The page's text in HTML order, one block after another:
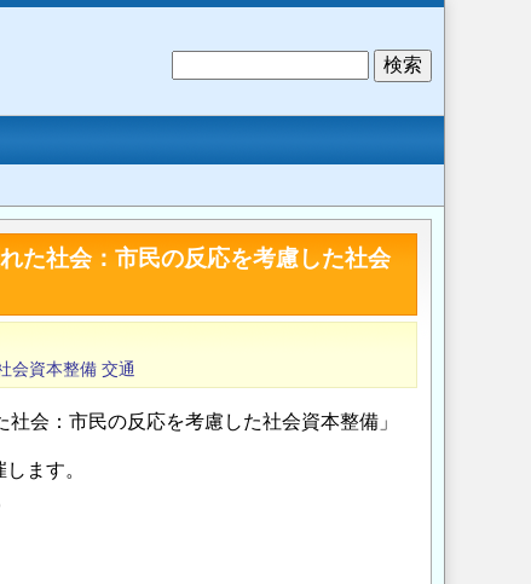
た社会：市民の反応を考慮した社会
会資本整備 交通
会：市民の反応を考慮した社会資本整備」
ます。